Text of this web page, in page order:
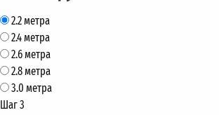
2.2 метра
2.4 метра
2.6 метра
2.8 метра
3.0 метра
Шаг 3